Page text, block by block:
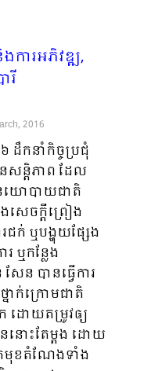
ការអភិវឌ្ឍ,
រី
2016
ដឹកនាំកិច្ចប្រជុំ
សន្តិភាព ដែល
យោបាយជាតិ
សេចក្តីព្រៀង
ជក់ ឬបង្ហុយផ្សែង
ឬកន្លែង
ន បានធ្វើការ
ាក់ក្រោមជាតិ
ដោយតម្រូវឲ្យ
នោះតែម្តង ដោយ
មុខតំណែងទាំង